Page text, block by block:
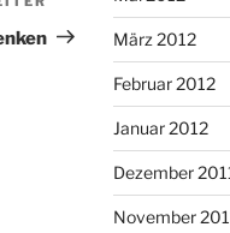
BeitragMärz 2012
Februar 2012
Januar 2012
Dezember
November